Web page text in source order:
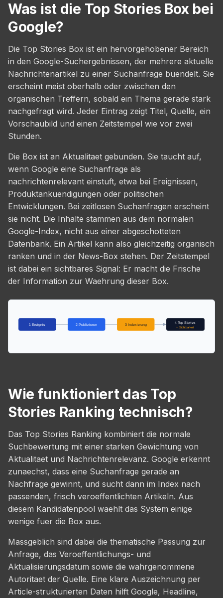
Was ist die Top Stories Box bei
Google?
Die Top Stories Box ist ein hervorgehobener Bereich
in den Google-Suchergebnissen, der mehrere aktuelle
Nachrichtenartikel zu einer Suchanfrage buendelt. Sie
erscheint meist oberhalb oder zwischen den
organischen Treffern, sobald ein Thema gerade stark
nachgefragt wird. Jeder Eintrag zeigt Titel, Quelle, ein
Vorschaubild und einen Zeitstempel wie vor zwei
Stunden.
Die Box ist an Aktualitaet gebunden. Sie taucht auf,
wenn Google eine Suchanfrage als
nachrichtenrelevant einstuft, etwa bei Ereignissen,
Produktankuendigungen oder politischen
Entwicklungen. Bei zeitlosen Suchanfragen erscheint
sie nicht. Die Inhalte stammen aus dem normalen
Google-Index, nicht aus einer abgeschotteten
Datenbank. Ein Artikel kann also gleichzeitig organisch
ranken und in der News-Box stehen. Der Zeitstempel
ist dabei ein sichtbares Signal: Er macht die Frische
der Information zur Waehrung dieser Box.
1 Ereignis 2 Publizieren 3 Indexierung 4 Top Stories
+ Sichtbarkeit
Wie funktioniert das Top
Stories Ranking technisch?
Das Top Stories Ranking kombiniert die normale
Suchbewertung mit einer starken Gewichtung von
Aktualitaet und Nachrichtenrelevanz. Google erkennt
zunaechst, dass eine Suchanfrage gerade an
Nachfrage gewinnt, und sucht dann im Index nach
passenden, frisch veroeffentlichten Artikeln. Aus
diesem Kandidatenpool waehlt das System einige
wenige fuer die Box aus.
Massgeblich sind dabei die thematische Passung zur
Anfrage, das Veroeffentlichungs- und
Aktualisierungsdatum sowie die wahrgenommene
Autoritaet der Quelle. Eine klare Auszeichnung per
Article-strukturierten Daten hilft Google, Headline,